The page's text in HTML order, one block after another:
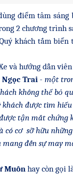
điểm tâm
2 chương trình
khách tắm biển
và hướng dẫn
Trai - một
không thể bỏ
khách được tìm
tận mắt chứng
có cơ sỡ hữu
đến sự may
Muôn hay còn gọi